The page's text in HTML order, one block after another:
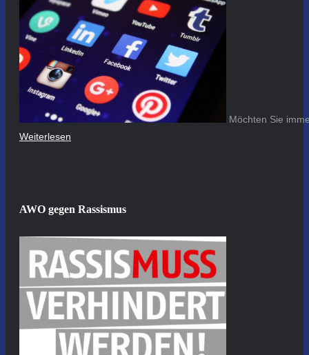
Möchten Sie
Weiterlesen
AWO gegen Rassismus